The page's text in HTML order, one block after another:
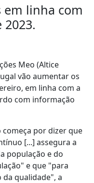
em linha com
Meo (Altice
vão aumentar os
em linha com a
com informação
começa por dizer que
[...] assegura a
população e do
e que "para
qualidade", a